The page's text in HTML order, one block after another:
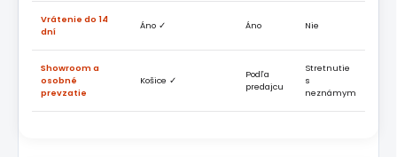
Vrátenie do 14
dní
Áno ✓ Áno Nie
Showroom a
osobné
prevzatie
Košice ✓
Podľa
predajcu
Stretnutie
s
neznámym